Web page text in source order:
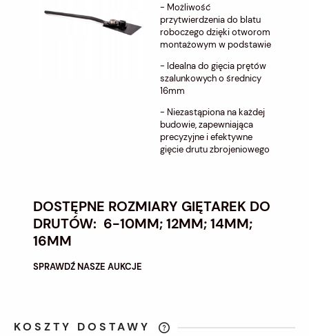
- Możliwość
przytwierdzenia do blatu
roboczego dzięki otworom
montażowym w podstawie
- Idealna do gięcia prętów
szalunkowych o średnicy
16mm
- Niezastąpiona na każdej
budowie, zapewniająca
precyzyjne i efektywne
gięcie drutu zbrojeniowego
DOSTĘPNE ROZMIARY GIĘTAREK DO
DRUTÓW: 6-10MM; 12MM; 14MM;
16MM
SPRAWDŹ NASZE AUKCJE
KOSZTY DOSTAWY